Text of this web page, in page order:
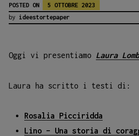
POSTED ON
5 OTTOBRE 2023
by ideestortepaper
Oggi vi presentiamo Laura
Laura ha scritto i testi di:
Rosalia Picciridda
Lino – Una storia di